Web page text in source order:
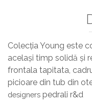
Colecția Young este
același timp solidă și
frontala tapitata,
picioare din tub din
designers pedrali r&d